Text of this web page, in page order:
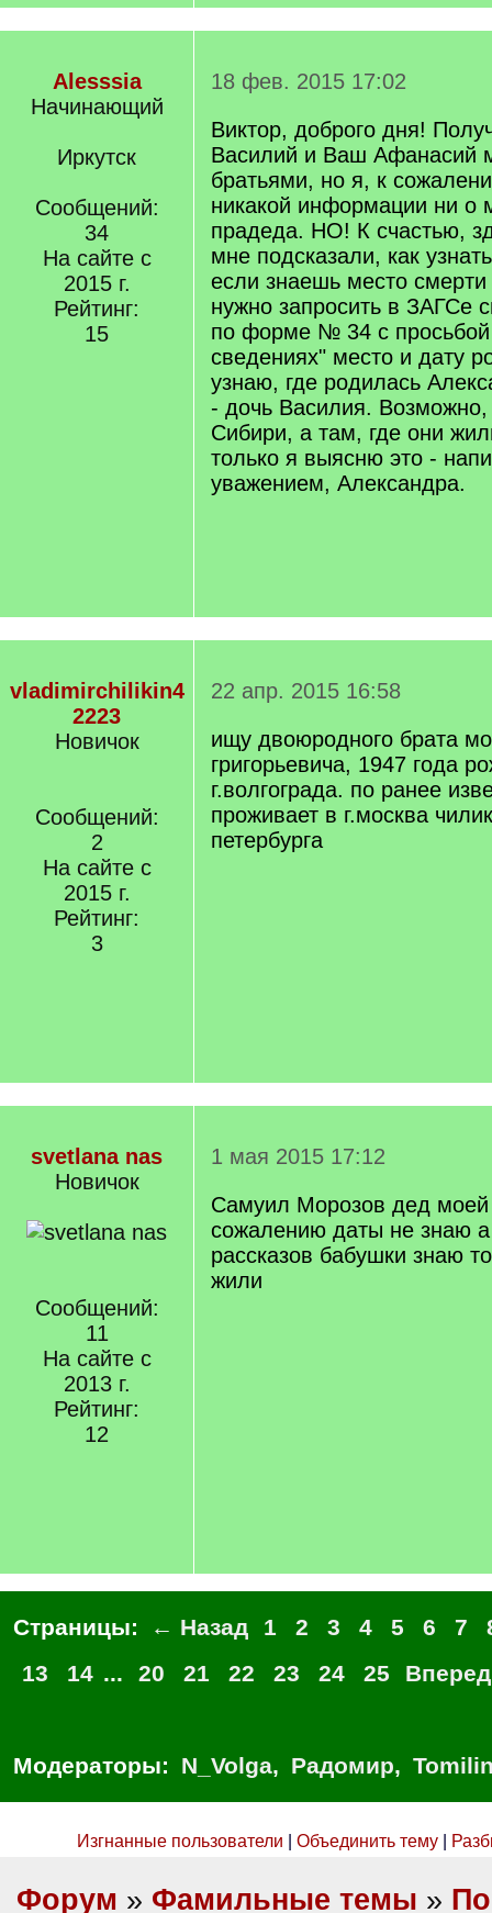
Alesssia
Начинающий
Иркутск
Сообщений:
34
На сайте с
2015 г.
Рейтинг:
15
18 фев. 2015 17:02
Виктор, доброго дня!
Василий и Ваш Афанасий
братьями, но я, к
никакой информации ни о
прадеда. НО! К счастью,
мне подсказали, как
если знаешь место
нужно запросить в ЗАГСе
по форме № 34 с просьбой
сведениях" место и дату
узнаю, где родилась
- дочь Василия.
Сибири, а там, где они
только я выясню это -
уважением, Александра.
vladimirchilikin4
2223
Новичок
Сообщений:
2
На сайте с
2015 г.
Рейтинг:
3
22 апр. 2015 16:58
ищу двоюродного брата
григорьевича, 1947 года
г.волгограда. по ранее
проживает в г.москва
петербурга
svetlana nas
Новичок
Сообщений:
11
На сайте с
2013 г.
Рейтинг:
12
1 мая 2015 17:12
Самуил Морозов дед моей
сожалению даты не знаю а
рассказов бабушки знаю
жили
Страницы: ← Назад 1 2 3 4 5 6 7
13
14 ... 20 21 22 23 24 25
Модераторы: N_Volga, Радомир,
Изгнанные пользователи Объединить тему
Форум » Фамильные темы »